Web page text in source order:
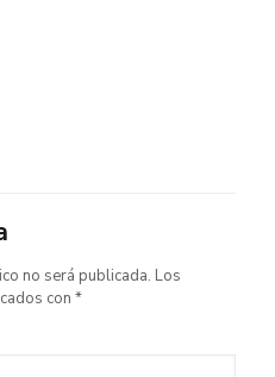
no será publicada. Los
con *